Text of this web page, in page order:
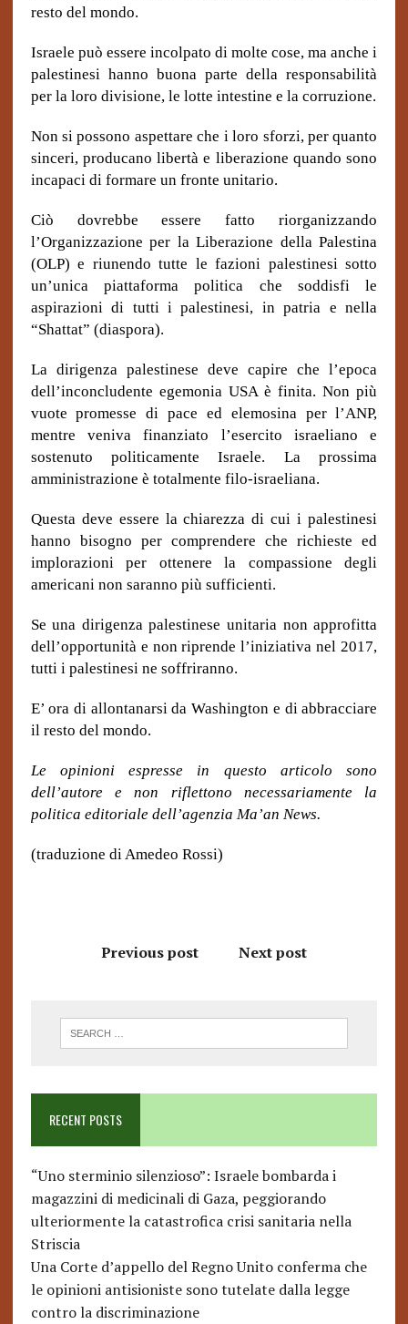
resto del mondo.
Israele può essere incolpato di molte cose, ma anche i
palestinesi hanno buona parte della responsabilità
per la loro divisione, le lotte intestine e la corruzione.
Non si possono aspettare che i loro sforzi, per quanto
sinceri, producano libertà e liberazione quando sono
incapaci di formare un fronte unitario.
Ciò dovrebbe essere fatto riorganizzando
l’Organizzazione per la Liberazione della Palestina
(OLP) e riunendo tutte le fazioni palestinesi sotto
un’unica piattaforma politica che soddisfi le
aspirazioni di tutti i palestinesi, in patria e nella
“Shattat” (diaspora).
La dirigenza palestinese deve capire che l’epoca
dell’inconcludente egemonia USA è finita. Non più
vuote promesse di pace ed elemosina per l’ANP,
mentre veniva finanziato l’esercito israeliano e
sostenuto politicamente Israele. La prossima
amministrazione è totalmente filo-israeliana.
Questa deve essere la chiarezza di cui i palestinesi
hanno bisogno per comprendere che richieste ed
implorazioni per ottenere la compassione degli
americani non saranno più sufficienti.
Se una dirigenza palestinese unitaria non approfitta
dell’opportunità e non riprende l’iniziativa nel 2017,
tutti i palestinesi ne soffriranno.
E’ ora di allontanarsi da Washington e di abbracciare
il resto del mondo.
Le opinioni espresse in questo articolo sono
dell’autore e non riflettono necessariamente la
politica editoriale dell’agenzia Ma’an News.
(traduzione di Amedeo Rossi)
Previous post Next post
RECENT POSTS
“Uno sterminio silenzioso”: Israele bombarda i
magazzini di medicinali di Gaza, peggiorando
ulteriormente la catastrofica crisi sanitaria nella
Striscia
Una Corte d’appello del Regno Unito conferma che
le opinioni antisioniste sono tutelate dalla legge
contro la discriminazione